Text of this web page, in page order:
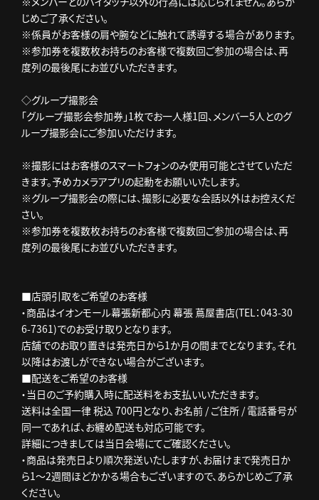
じめご了承ください。
※係員がお客様の肩や腕などに触れて誘導する場合があります。
※参加券を複数枚お持ちのお客様で複数回ご参加の場合は、再
度列の最後尾にお並びいただきます。
◇グループ撮影会
「グループ撮影会参加券」1枚でお一人様1回、メンバー5人とのグ
ループ撮影会にご参加いただけます。
※撮影にはお客様のスマートフォンのみ使用可能とさせていただ
きます。予めカメラアプリの起動をお願いいたします。
※グループ撮影会の際には、撮影に必要な会話以外はお控えくだ
さい。
※参加券を複数枚お持ちのお客様で複数回ご参加の場合は、再
度列の最後尾にお並びいただきます。
■店頭引取をご希望のお客様
・商品はイオンモール幕張新都心内 幕張 蔦屋書店(TEL：043-30
6-7361)でのお受け取りとなります。
店舗でのお取り置きは発売日から1か月の間までとなります。それ
以降はお渡しができない場合がございます。
■配送をご希望のお客様
・当日のご予約購入時に配送料をお支払いいただきます。
送料は全国一律 税込 700円となり、お名前 / ご住所 / 電話番号が
同一であれば、お纏め配送も対応可能です。
詳細につきましては当日会場にてご確認ください。
・商品は発売日より順次発送いたしますが、お届けまで発売日か
ら1～2週間ほどかかる場合もございますので、あらかじめご了承
ください。